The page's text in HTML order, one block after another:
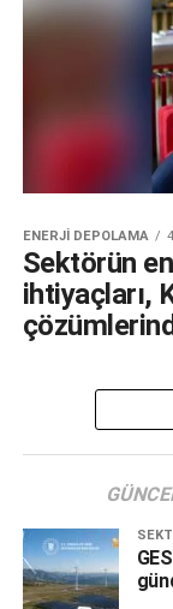
ENERJI DEPOLAMA
Sektörün
ihtiyaçları,